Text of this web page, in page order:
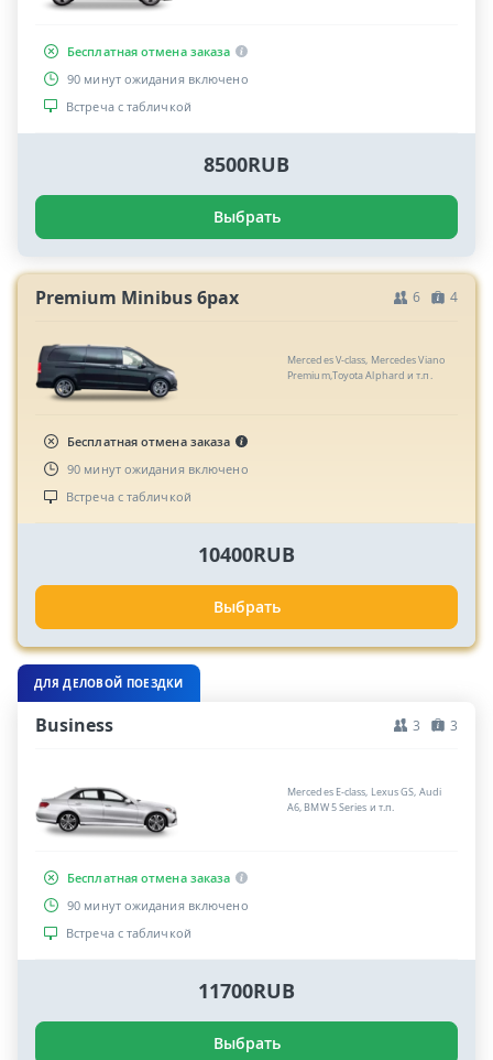
Бесплатная отмена заказа
90 минут ожидания включено
Встреча с табличкой
8500RUB
Выбрать
Premium Minibus 6pax 6 4
Mercedes V-class, Mercedes Viano
Premium,Toyota Alphard и т.п.
Бесплатная отмена заказа
90 минут ожидания включено
Встреча с табличкой
10400RUB
Выбрать
ДЛЯ ДЕЛОВОЙ ПОЕЗДКИ
Business 3 3
Mercedes E-class, Lexus GS, Audi
A6, BMW 5 Series и т.п.
Бесплатная отмена заказа
90 минут ожидания включено
Встреча с табличкой
11700RUB
Выбрать